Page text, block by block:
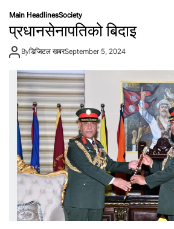
वि
दे
मु
को
ख
रि
द
बि
क्री
क
ति
रु
पै
याँ
ग
Main HeadlinesSociety
प्रधानसेनापतिको बिदाइ
Byडिजिटल खबरSeptember 5, 2024